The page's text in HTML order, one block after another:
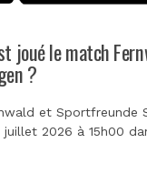
joué le match
?
et Sportfreunde
2026 à 15h00